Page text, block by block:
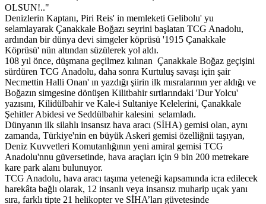
OLSUN!.."
Denizlerin Kaptanı, Piri Reis' in memleketi Gelibolu' yu
selamlayarak Çanakkale Boğazı seyrini başlatan TCG Anadolu,
ardından bir dünya devi simgeler köprüsü '1915 Çanakkale
Köprüsü' nün altından süzülerek yol aldı.
108 yıl önce, düşmana geçilmez kılınan Çanakkale Boğaz geçişini
sürdüren TCG Anadolu, daha sonra Kurtuluş savaşı için şair
Necmettin Halli Onan' ın yazdığı şiirin ilk mısralarının yer aldığı ve
Boğazın simgesine dönüşen Kilitbahir sırtlarındaki 'Dur Yolcu'
yazısını, Kilidülbahir ve Kale-i Sultaniye Kelelerini, Çanakkale
Şehitler Abidesi ve Seddülbahir kalesini selamladı.
Dünyanın ilk silahlı insansız hava aracı (SİHA) gemisi olan, aynı
zamanda, Türkiye'nin en büyük Askeri gemisi özelliğnii taşıyan,
Deniz Kuvvetleri Komutanlığının yeni amiral gemisi TCG
Anadolu'nnu güversetinde, hava araçları için 9 bin 200 metrekare
kare park alanı bulunuyor.
TCG Anadolu, hava aracı taşıma yeteneği kapsamında icra edilecek
harekâta bağlı olarak, 12 insanlı veya insansız muharip uçak yanı
sıra, farklı tipte 21 helikopter ve SİHA’ları güvetesinde